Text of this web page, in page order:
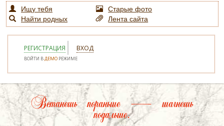
Ищу тебя
Старые фото
Найти родных
Лента сайта
РЕГИСТРАЦИЯ ВХОД
ВОЙТИ ВДЕМО РЕЖИМЕ
Встанешь пораньше — шагнешь
подальше.